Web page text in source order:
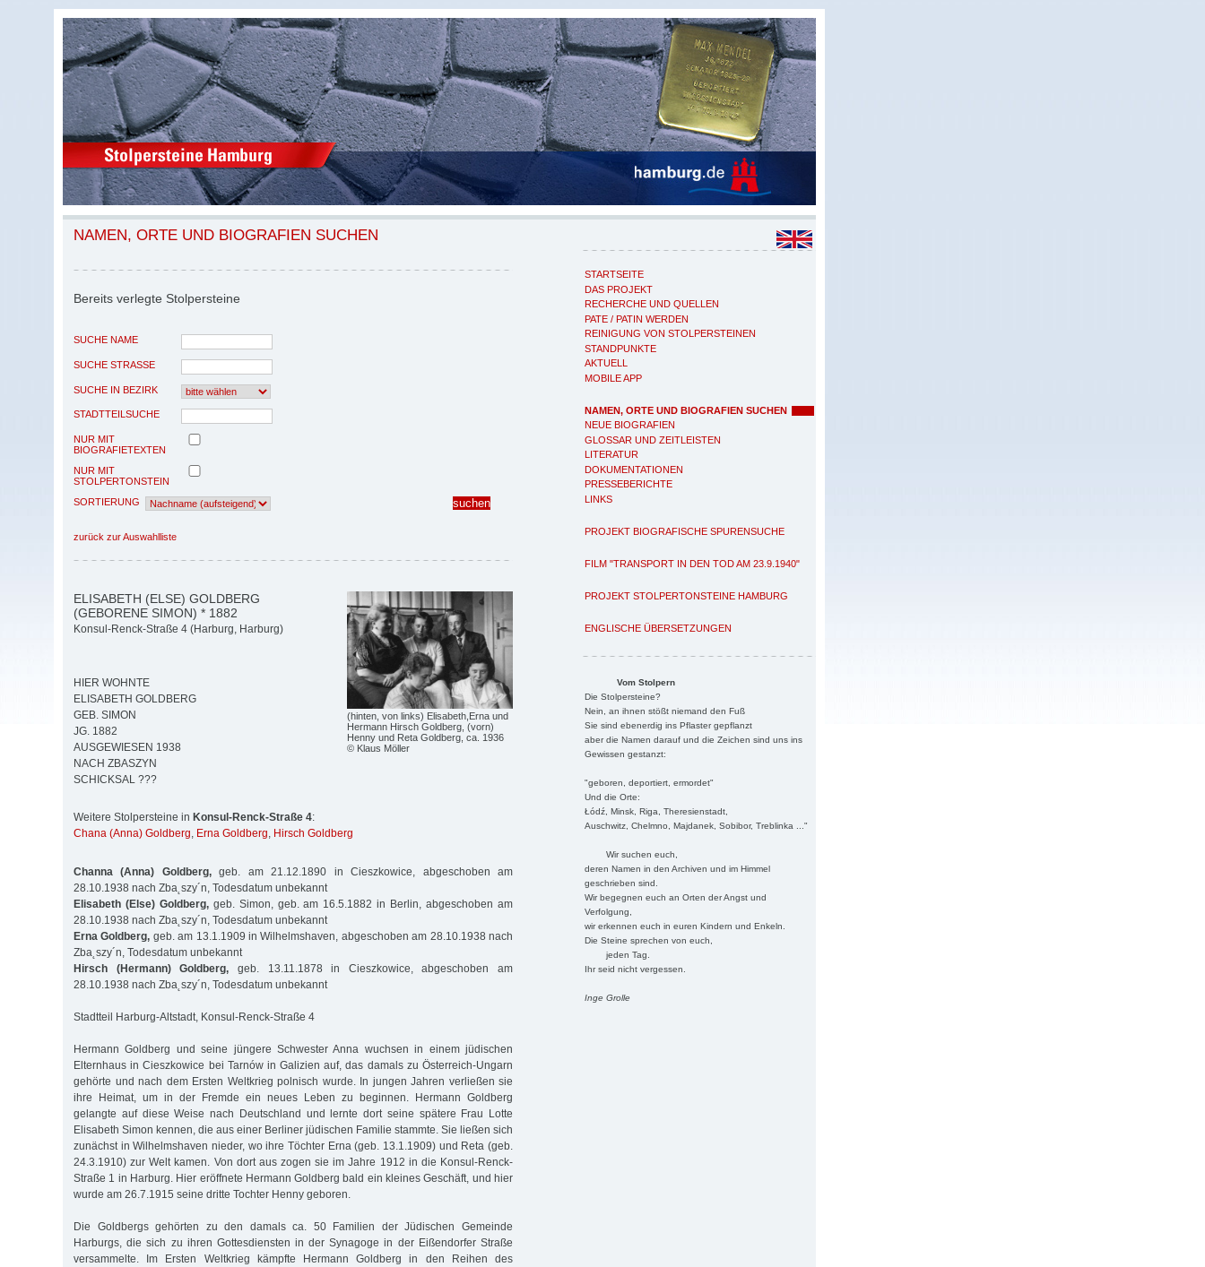
STARTSEITE
DAS PROJEKT
RECHERCHE UND QUELLEN
PATE / PATIN WERDEN
REINIGUNG VON STOLPERSTEINEN
STANDPUNKTE
AKTUELL
MOBILE APP
NAMEN, ORTE UND BIOGRAFIEN SUCHEN
NEUE BIOGRAFIEN
GLOSSAR UND ZEITLEISTEN
LITERATUR
DOKUMENTATIONEN
PRESSEBERICHTE
LINKS
PROJEKT BIOGRAFISCHE SPURENSUCHE
FILM "TRANSPORT IN DEN TOD AM 23.9.1940"
PROJEKT STOLPERTONSTEINE HAMBURG
ENGLISCHE ÜBERSETZUNGEN
Vom Stolpern
Die Stolpersteine?
Nein, an ihnen stößt niemand den Fuß
Sie sind ebenerdig ins Pflaster gepflanzt
aber die Namen darauf und die Zeichen sind uns ins
Gewissen gestanzt:
"geboren, deportiert, ermordet"
Und die Orte:
Łódź, Minsk, Riga, Theresienstadt,
Auschwitz, Chelmno, Majdanek, Sobibor, Treblinka ..."
Wir suchen euch,
deren Namen in den Archiven und im Himmel
geschrieben sind.
Wir begegnen euch an Orten der Angst und
Verfolgung,
wir erkennen euch in euren Kindern und Enkeln.
Die Steine sprechen von euch,
jeden Tag.
Ihr seid nicht vergessen.
Inge Grolle
NAMEN, ORTE UND BIOGRAFIEN SUCHEN
Bereits verlegte Stolpersteine
SUCHE NAME
SUCHE STRASSE
SUCHE IN BEZIRK
STADTTEILSUCHE
NUR MIT
BIOGRAFIETEXTEN
NUR MIT
STOLPERTONSTEIN
SORTIERUNG
zurück zur Auswahlliste
(hinten, von links) Elisabeth,Erna und
Hermann Hirsch Goldberg, (vorn)
Henny und Reta Goldberg, ca. 1936
© Klaus Möller
ELISABETH (ELSE) GOLDBERG
(GEBORENE SIMON) * 1882
Konsul-Renck-Straße 4 (Harburg, Harburg)
HIER WOHNTE
ELISABETH GOLDBERG
GEB. SIMON
JG. 1882
AUSGEWIESEN 1938
NACH ZBASZYN
SCHICKSAL ???
Weitere Stolpersteine in Konsul-Renck-Straße 4:
Chana (Anna) Goldberg, Erna Goldberg, Hirsch Goldberg
Channa (Anna) Goldberg,geb. am 21.12.1890 in Cieszkowice, abgeschoben am
28.10.1938 nach Zba˛szy´n, Todesdatum unbekannt
Elisabeth (Else) Goldberg,geb. Simon, geb. am 16.5.1882 in Berlin, abgeschoben am
28.10.1938 nach Zba˛szy´n, Todesdatum unbekannt
Erna Goldberg, geb. am 13.1.1909 in Wilhelmshaven, abgeschoben am 28.10.1938 nach
Zba˛szy´n, Todesdatum unbekannt
Hirsch (Hermann) Goldberg, geb. 13.11.1878 in Cieszkowice, abgeschoben am
28.10.1938 nach Zba˛szy´n, Todesdatum unbekannt
Stadtteil Harburg-Altstadt, Konsul-Renck-Straße 4
Hermann Goldberg und seine jüngere Schwester Anna wuchsen in einem jüdischen
Elternhaus in Cieszkowice bei Tarnów in Galizien auf, das damals zu Österreich-Ungarn
gehörte und nach dem Ersten Weltkrieg polnisch wurde. In jungen Jahren verließen sie
ihre Heimat, um in der Fremde ein neues Leben zu beginnen. Hermann Goldberg
gelangte auf diese Weise nach Deutschland und lernte dort seine spätere Frau Lotte
Elisabeth Simon kennen, die aus einer Berliner jüdischen Familie stammte. Sie ließen sich
zunächst in Wilhelmshaven nieder, wo ihre Töchter Erna (geb. 13.1.1909) und Reta (geb.
24.3.1910) zur Welt kamen. Von dort aus zogen sie im Jahre 1912 in die Konsul-Renck-
Straße 1 in Harburg. Hier eröffnete Hermann Goldberg bald ein kleines Geschäft, und hier
wurde am 26.7.1915 seine dritte Tochter Henny geboren.
Die Goldbergs gehörten zu den damals ca. 50 Familien der Jüdischen Gemeinde
Harburgs, die sich zu ihren Gottesdiensten in der Synagoge in der Eißendorfer Straße
versammelte. Im Ersten Weltkrieg kämpfte Hermann Goldberg in den Reihen des